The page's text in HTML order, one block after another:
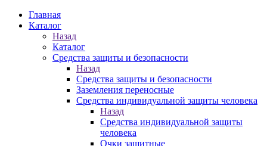
Главная
Каталог
Назад
Каталог
Средства защиты и безопасности
Назад
Средства защиты и безопасности
Заземления переносные
Средства индивидуальной защиты человека
Назад
Средства индивидуальной защиты
человека
Очки защитные